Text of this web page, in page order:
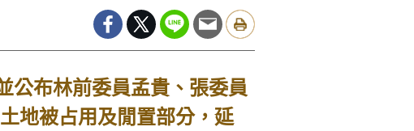
布林前委員孟貴、張委員
地被占用及閒置部分，延